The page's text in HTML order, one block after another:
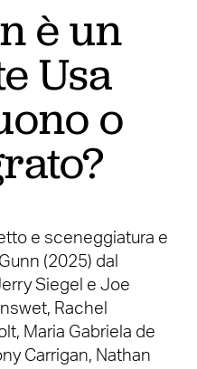
è un
Usa
o
e sceneggiatura e
(2025) dal
Siegel e Joe
Rachel
Maria Gabriela de
Carrigan, Nathan